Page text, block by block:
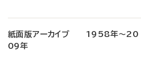
紙面版アーカイブ 1958年～20
09年